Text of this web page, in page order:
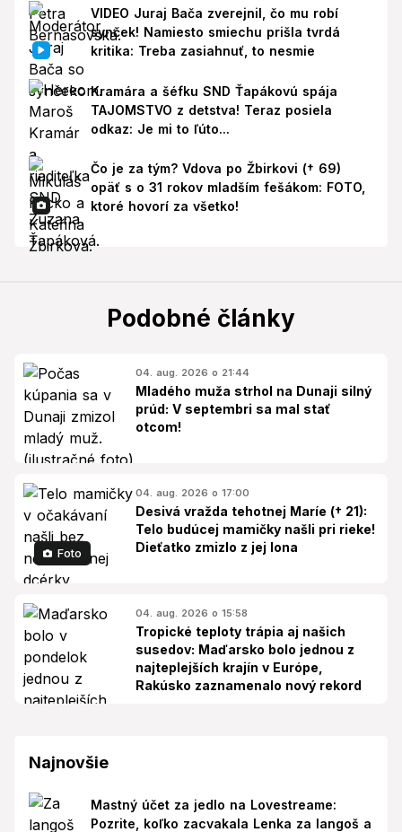
VIDEO Juraj Bača zverejnil, čo mu robí
synček! Namiesto smiechu prišla tvrdá
kritika: Treba zasiahnuť, to nesmie
Kramára a šéfku SND Ťapákovú spája
TAJOMSTVO z detstva! Teraz posiela
odkaz: Je mi to ľúto...
Čo je za tým? Vdova po Žbirkovi († 69)
opäť s o 31 rokov mladším fešákom: FOTO,
ktoré hovorí za všetko!
Podobné články
04. aug. 2026 o 21:44
Mladého muža strhol na Dunaji silný
prúd: V septembri sa mal stať
otcom!
Foto
04. aug. 2026 o 17:00
Desivá vražda tehotnej Maríe († 21):
Telo budúcej mamičky našli pri rieke!
Dieťatko zmizlo z jej lona
04. aug. 2026 o 15:58
Tropické teploty trápia aj našich
susedov: Maďarsko bolo jednou z
najteplejších krajín v Európe,
Rakúsko zaznamenalo nový rekord
Najnovšie
Mastný účet za jedlo na Lovestreame:
Pozrite, koľko zacvakala Lenka za langoš a